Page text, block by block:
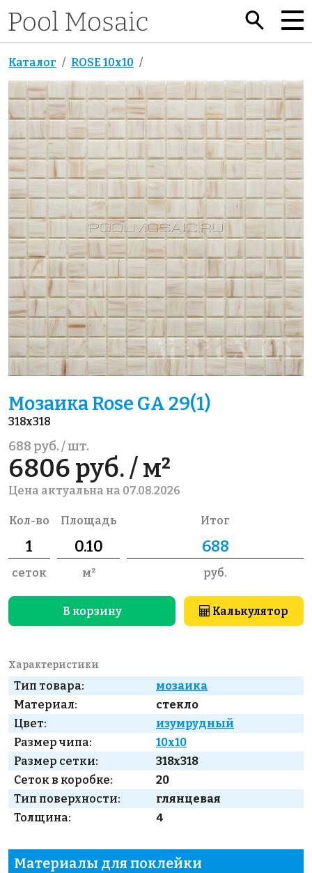
Каталог ROSE 10x10
Мозаика Rose GA 29(1)
318x318
688 руб. / шт.
6806 руб. / м²
Цена актуальна на 07.08.2026
Кол-во
сеток
Площадь
м²
Итог
руб.
В корзину Калькулятор
Характеристики
Тип товара:
мозаика
Материал:
стекло
Цвет:
изумрудный
Размер чипа:
10x10
Размер сетки:
318x318
Сеток в коробке:
20
Тип поверхности:
глянцевая
Толщина:
4
Материалы для поклейки